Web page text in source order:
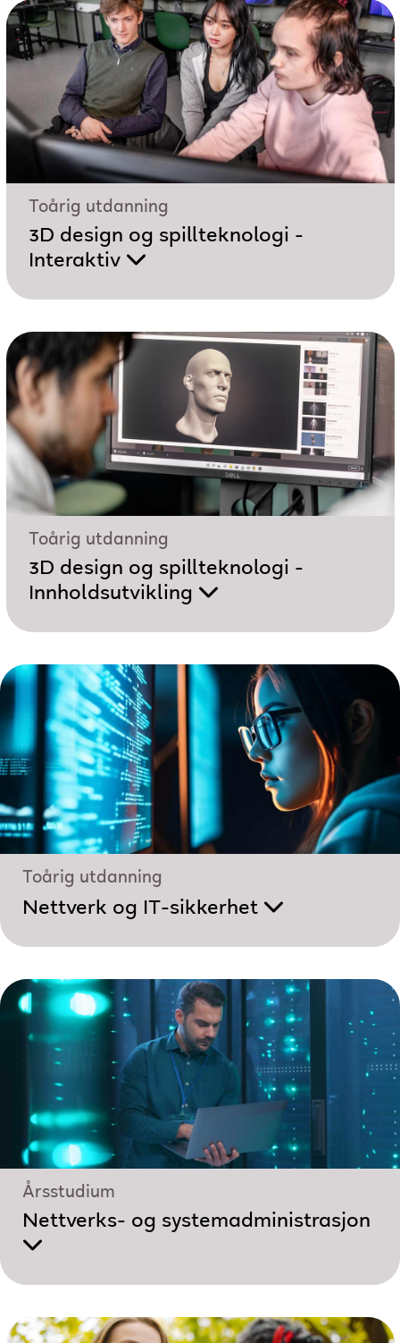
Toårig utdanning
3D design og spillteknologi -
Interaktiv
Toårig utdanning
3D design og spillteknologi -
Innholdsutvikling
Toårig utdanning
Nettverk og IT-sikkerhet
Årsstudium
Nettverks- og system­administrasjon